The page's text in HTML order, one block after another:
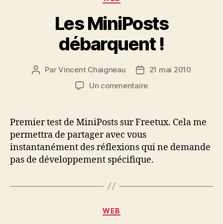
Les MiniPosts
débarquent !
Auteur
ParVincent Chaigneau
Date
de
21 mai 2010
Un commentairesur
débarquent
Premier test de MiniPosts sur Freetux. Cela me
permettra de partager avec vous
instantanément des réflexions qui ne demande
pas de développement spécifique.
Catégories
WEB